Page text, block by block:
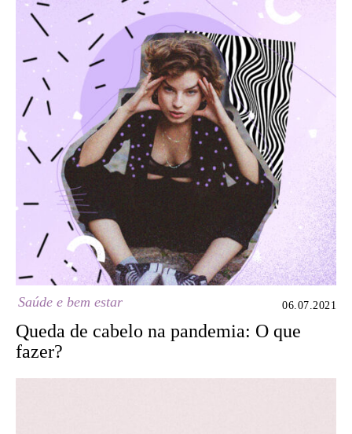
Saúde e bem estar 06.07.2021
Queda de cabelo na pandemia: O que
fazer?